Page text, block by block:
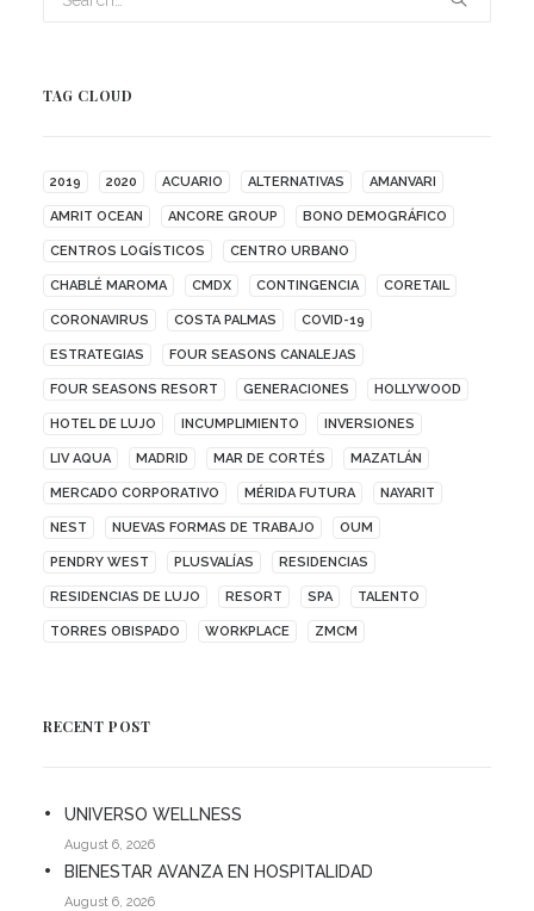
TAG CLOUD
2019 2020 ACUARIO ALTERNATIVAS AMANVARI
AMRIT OCEAN ANCORE GROUP BONO DEMOGRÁFICO
CENTROS LOGÍSTICOS CENTRO URBANO
CHABLÉ MAROMA CMDX CONTINGENCIA CORETAIL
CORONAVIRUS COSTA PALMAS COVID-19
ESTRATEGIAS FOUR SEASONS CANALEJAS
FOUR SEASONS RESORT GENERACIONES HOLLYWOOD
HOTEL DE LUJO INCUMPLIMIENTO INVERSIONES
LIV AQUA MADRID MAR DE CORTÉS MAZATLÁN
MERCADO CORPORATIVO MÉRIDA FUTURA NAYARIT
NEST NUEVAS FORMAS DE TRABAJO OUM
PENDRY WEST PLUSVALÍAS RESIDENCIAS
RESIDENCIAS DE LUJO RESORT SPA TALENTO
TORRES OBISPADO WORKPLACE ZMCM
RECENT POST
UNIVERSO WELLNESS
August 6, 2026
BIENESTAR AVANZA EN HOSPITALIDAD
August 6, 2026